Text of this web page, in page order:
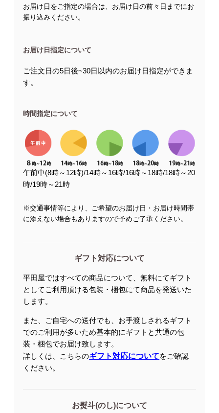
お届け日をご指定の場合は、お届け日の前々日までにお
振り込みください。
お届け日指定について
ご注文日の5日後~30日以内のお届け日指定ができま
す。
時間指定について
午前中(8時～12時)/14時～16時/16時～18時/18時～20
時/19時～21時
※交通事情等により、ご希望のお届け日・お届け時間帯
に添えない場合もありますので予めご了承ください。
ギフト対応について
平田屋ではすべての商品について、無料にてギフト
としてご利用頂ける包装・梱包にて商品を発送いた
します。
また、ご自宅への送付でも、お手渡しされるギフト
でのご利用が多いため基本的にギフトと共通の包
装・梱包でお届け致します。
詳しくは、こちらのギフト対応についてをご確認
ください。
お熨斗(のし)について